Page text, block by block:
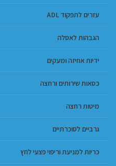
עזרים לתפקוד ADL
הגבהות לאסלה
ידיות אחיזה ומעקים
כסאות שירותים ורחצה
מיטות רחצה
גרביים לסוכרתיים
כריות למניעת וריפוי פצעי לחץ